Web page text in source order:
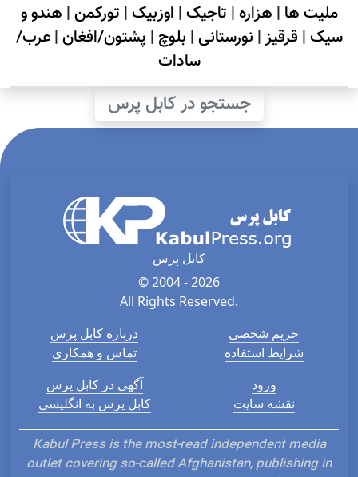
ملیت ها | هزاره| تاجیک| اوزبیک| تورکمن| هندو و
سیک| قرقیز| نورستانی| بلوچ | پشتون/افغان|عرب/
سادات
جستجو در کابل پرس
کابل پرس
© 2004 - 2026
All Rights Reserved.
درباره کابل پرس
تماس و همکاری
حریم شخصی
شرایط استفاده
آگهی در کابل پرس
کابل پرس به انگلیسی
ورود
نقشه سایت
Kabul Press is the most-read independent media
outlet covering so-called Afghanistan, publishing in